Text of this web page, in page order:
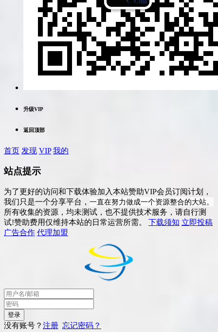
升级VIP
返回顶部
首页 发现 VIP 我的
站点提示
为了更好的访问和下载体验加入本站赞助VIP会员订阅计划，
我们只是一个分享平台， 一直在努力做成一个资源整合的大站。
所有收集的资源，均未测试，也不提供技术服务，请自行测
试!赞助费用仅维持本站的日常运营所需。 下载须知 立即投稿
广告合作 代理加盟
没有账号？ 注册 忘记密码？